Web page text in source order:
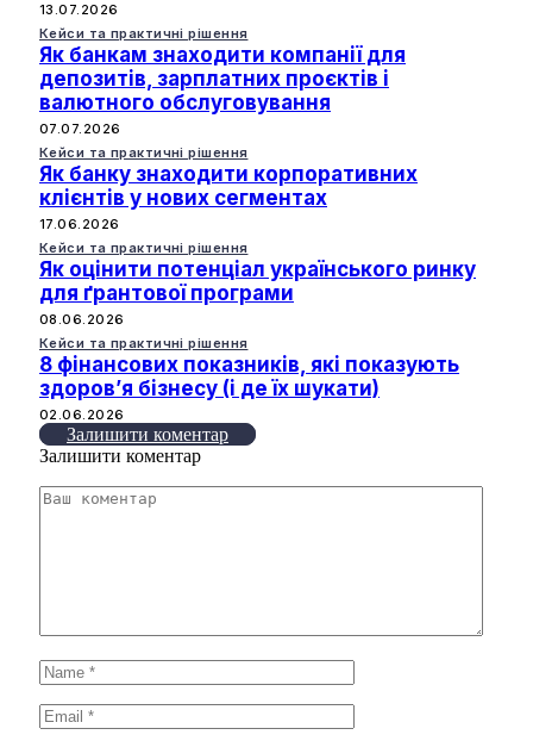
13.07.2026
Кейси та практичні рішення
Як банкам знаходити компанії для
депозитів, зарплатних проєктів і
валютного обслуговування
07.07.2026
Кейси та практичні рішення
Як банку знаходити корпоративних
клієнтів у нових сегментах
17.06.2026
Кейси та практичні рішення
Як оцінити потенціал українського ринку
для ґрантової програми
08.06.2026
Кейси та практичні рішення
8 фінансових показників, які показують
здоров’я бізнесу (і де їх шукати)
02.06.2026
Залишити коментар
Залишити коментар